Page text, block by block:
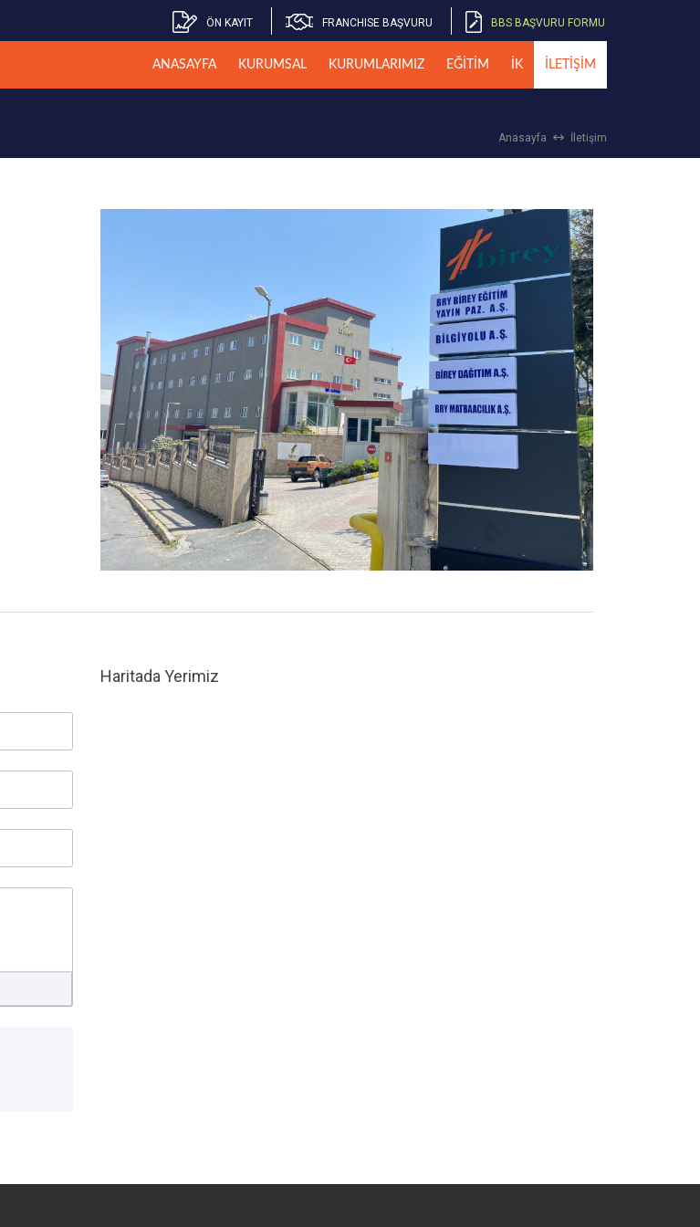
BBS BAŞVURU FORMU
FRANCHISE BAŞVURU
ÖN KAYIT
ANASAYFA KURUMSAL KURUMLARIMIZ EĞİTİM İK İLETİŞİM
Anasayfa İletişim
Haritada Yerimiz